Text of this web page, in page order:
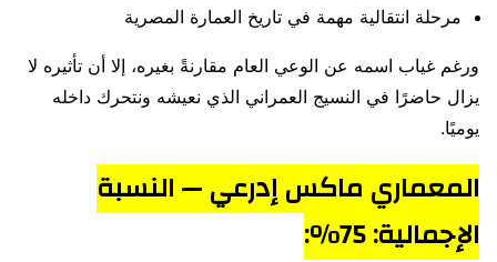
مرحلة انتقالية مهمة في تاريخ العمارة المصرية
ورغم غياب اسمه عن الوعي العام مقارنةً بغيره، إلا أن تأثيره لا
يزال حاضرًا في النسيج العمراني الذي نعيشه ونتحرك داخله
يوميًا.
المعماري ماكس إدرعي — النسبة
الإجمالية: 75%: